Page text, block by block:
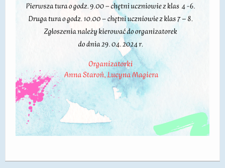
EGZAMIN ÓSMOKLASISTY
STANDARDY OCHRONY MAŁOLETNICH
PROJEKT ,,SZKOŁY Z JAKOŚCIĄ – ROZWÓJ
KSZTAŁCENIA OGÓLNEGO NA TERENIE MIASTA
ŻORY”
REKRUTACJA 2026/2027
mLegitymacja